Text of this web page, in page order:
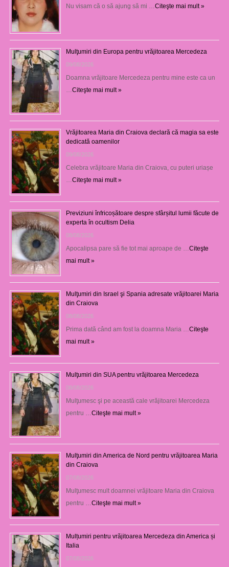
Nu visam că o să ajung să mi … Citeşte mai mult »
Mulţumiri din Europa pentru vrăjitoarea Mercedeza
09/08/2026
Doamna vrăjitoare Mercedeza pentru mine este ca un
Citeşte mai mult »
Vrăjitoarea Maria din Craiova declară că magia sa este
dedicată oamenilor
09/08/2026
Celebra vrăjitoare Maria din Craiova, cu puteri uriașe
Citeşte mai mult »
Previziuni înfricoșătoare despre sfârșitul lumii făcute de
experta în ocultism Delia
08/08/2026
Apocalipsa pare să fie tot mai aproape de … Citeşte
mai mult »
Mulţumiri din Israel şi Spania adresate vrăjitoarei Maria
din Craiova
08/08/2026
Prima dată când am fost la doamna Maria … Citeşte
mai mult »
Mulţumiri din SUA pentru vrăjitoarea Mercedeza
08/08/2026
Mulţumesc şi pe această cale vrăjitoarei Mercedeza
pentru … Citeşte mai mult »
Mulţumiri din America de Nord pentru vrăjitoarea Maria
din Craiova
07/08/2026
Mulţumesc mult doamnei vrăjitoare Maria din Craiova
pentru … Citeşte mai mult »
Mulțumiri pentru vrăjitoarea Mercedeza din America și
Italia
07/08/2026